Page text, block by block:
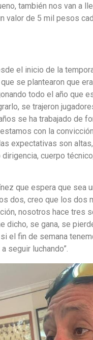
también nos van a
valor de 5 mil pesos
el inicio de la
se plantearon que
todo el año que
se trajeron
se ha trabajado de
con la
expectativas son
cuerpo
que espera que sea
dos, creo que los dos
nosotros hace tres
dicho, se gana, se
el fin de semana
seguir luchando”.